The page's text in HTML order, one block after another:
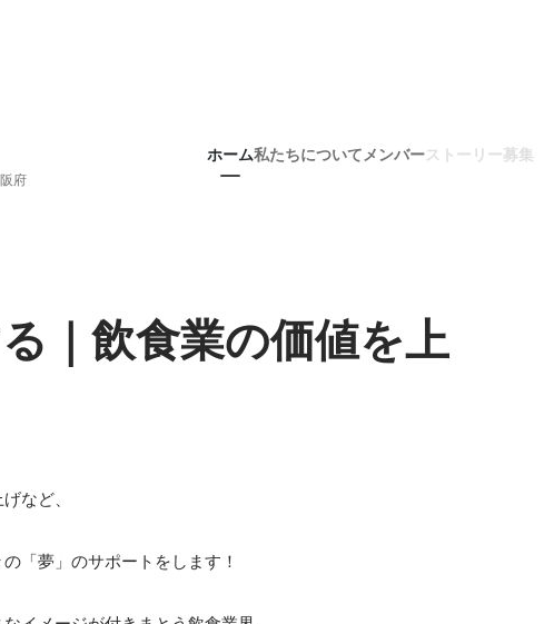
府
ホーム私たちについて メンバーストーリー募集
｜飲食業の価値を上
など、
「夢」のサポートをします！